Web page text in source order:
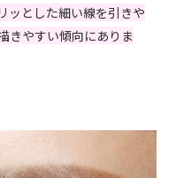
ッとした細い線を引きや
きやすい傾向にありま